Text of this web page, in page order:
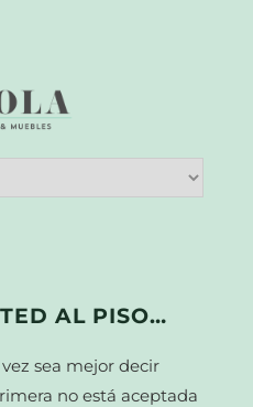
AL PISO…
sea mejor decir
no está aceptada